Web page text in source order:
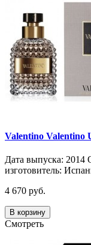
Valentino Valentino
Дата выпуска: 2014
изготовитель:
4 670 руб.
В корзину
Смотреть